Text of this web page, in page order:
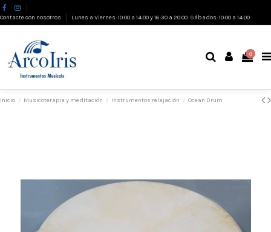
Contacte con nosotros Lunes a Viernes: 10:00 a 14:00 y 16:30 a 20:00. Sábados: 10:00 a 14:00
0
Inicio Musicoterapia y meditación Instrumentos relajación Ocean Drum